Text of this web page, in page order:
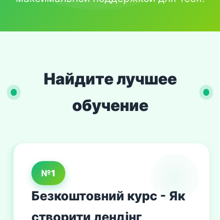
Найдите лучшее
обучение
№1
Безкоштовний курс - Як
створити лендінг